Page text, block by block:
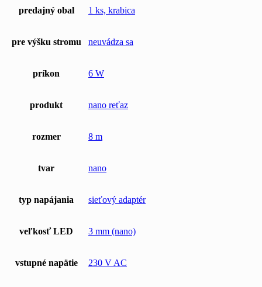
predajný obal 1 ks, krabica
pre výšku stromu neuvádza sa
príkon 6 W
produkt nano reťaz
rozmer 8 m
tvar nano
typ napájania sieťový adaptér
veľkosť LED 3 mm (nano)
vstupné napätie 230 V AC